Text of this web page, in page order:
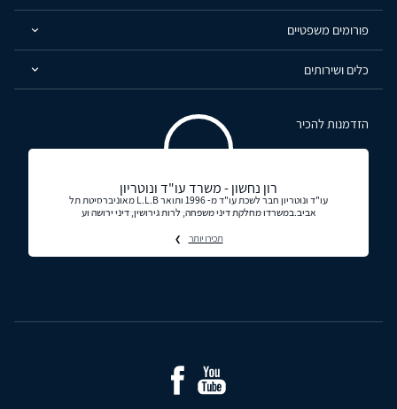
פורומים משפטיים
כלים ושירותים
הזדמנות להכיר
רון נחשון - משרד עו"ד ונוטריון
עו"ד ונוטריון חבר לשכת עו"ד מ- 1996 ותואר L.L.B מאוניברסיטת תל
אביב.במשרדו מחלקת דיני משפחה, לרות גירושין, דיני ירושה וע
תכירו יותר